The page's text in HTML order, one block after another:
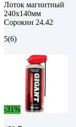
Лоток магнитный
240х140мм
Сорокин 24.42
5(6)
-31%